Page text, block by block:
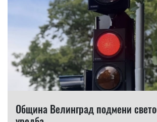
Община Велинград подмени